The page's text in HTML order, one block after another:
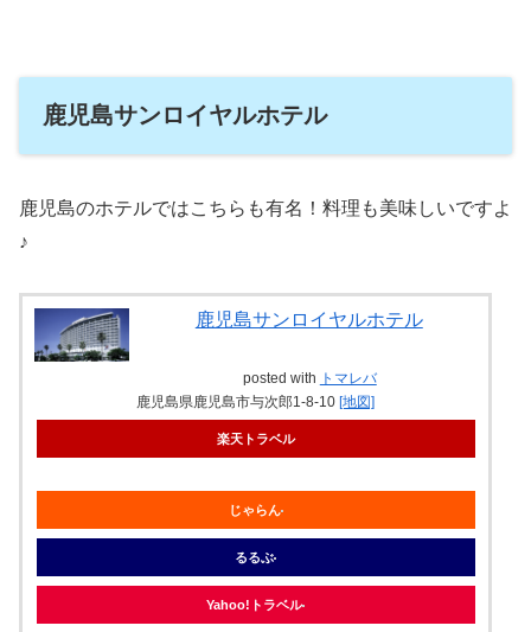
鹿児島サンロイヤルホテル
鹿児島のホテルではこちらも有名！料理も美味しいですよ
♪
鹿児島サンロイヤルホテル
posted with トマレバ
鹿児島県鹿児島市与次郎1-8-10 [地図]
楽天トラベル
じゃらん
るるぶ
Yahoo!トラベル